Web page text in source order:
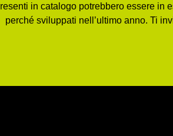
in catalogo potrebbero essere in
perché sviluppati nell’ultimo anno. Ti